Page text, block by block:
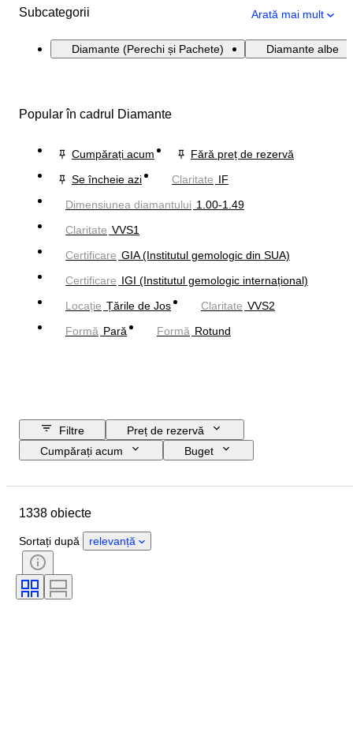
Subcategorii Arată mai mult
Diamante (Perechi și Pachete) Diamante albe
Popular în cadrul Diamante
Cumpărați acum
Fără preț de rezervă
Se încheie azi
Claritate IF
Dimensiunea diamantului 1.00-1.49
Claritate VVS1
Certificare GIA (Institutul gemologic din SUA)
Certificare IGI (Institutul gemologic internațional)
Locație Țările de Jos Claritate VVS2
Formă Pară Formă Rotund
Filtre
Preț de rezervă
Cumpărați acum
Buget
Claritate
Dimensiunea diamantului
Culoare exactă
Șlefuire (diamante)
Grad de tăiere
1338 obiecte
Sortați după relevanță